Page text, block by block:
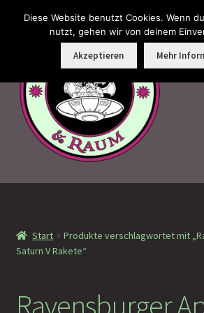
Zur
Navigation
Zum
Faramotos Sammelmünzen – Das
MagicCon Münzen – Geschenke
Start
Produkte verschlagwortet mit
Saturn V Rakete“
Ravensburger
Diese Website benutzt Cookies. Wenn
nutzt, gehen wir von deinem
Akzeptieren Mehr